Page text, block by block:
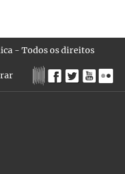
- Todos os direitos